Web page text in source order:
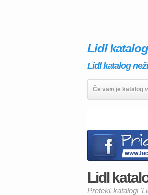
Lidl
Lidl katalog
Če vam je katalog
Lidl
Pretekli katalogi